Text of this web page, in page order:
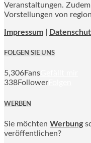
Veranstaltungen.
Vorstellungen von
Impressum
FOLGEN SIE UNS
5,306Fans
338Follower
WERBEN
Sie möchten Werbung
veröffentlichen?